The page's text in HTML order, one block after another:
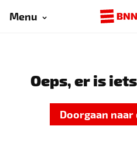
Menu
Oeps, er is
Doorgaan naar